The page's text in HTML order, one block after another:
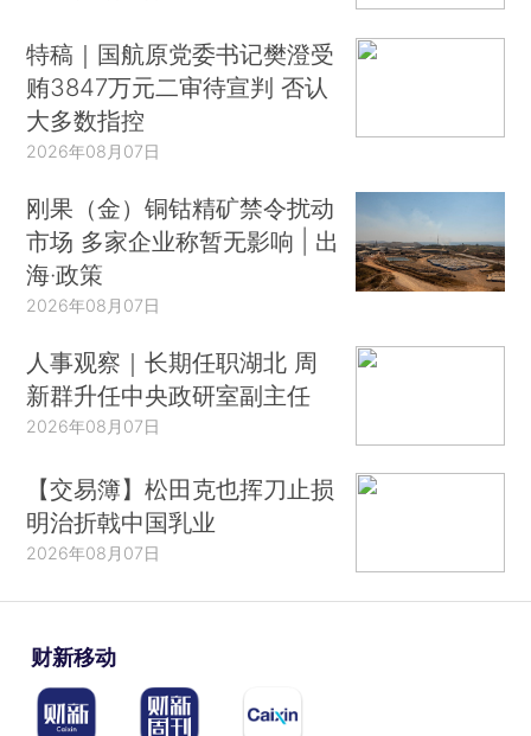
特稿｜国航原党委书记樊澄受
贿3847万元二审待宣判 否认
大多数指控
2026年08月07日
刚果（金）铜钴精矿禁令扰动
市场 多家企业称暂无影响 | 出
海·政策
2026年08月07日
人事观察｜长期任职湖北 周
新群升任中央政研室副主任
2026年08月07日
【交易簿】松田克也挥刀止损
明治折戟中国乳业
2026年08月07日
财新移动